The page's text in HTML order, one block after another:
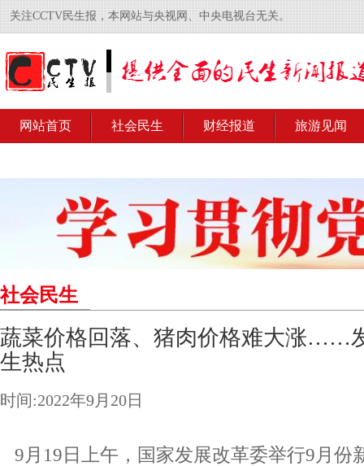
关注CCTV民生报，本网站与央视网、中央电视台无关。
网站首页 社会民生 财经报道 旅游见闻
社会民生
蔬菜价格回落、猪肉价格难大涨……
生热点
时间:2022年9月20日
9月19日上午，国家发展改革委举行9月份